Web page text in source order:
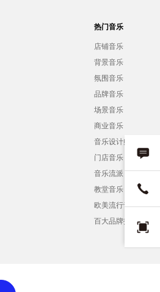
热门音乐
店铺音乐
背景音乐
氛围音乐
品牌音乐
场景音乐
商业音乐
音乐设计师
门店音乐
音乐流派
教堂音乐
欧美流行音乐
百大品牌招募